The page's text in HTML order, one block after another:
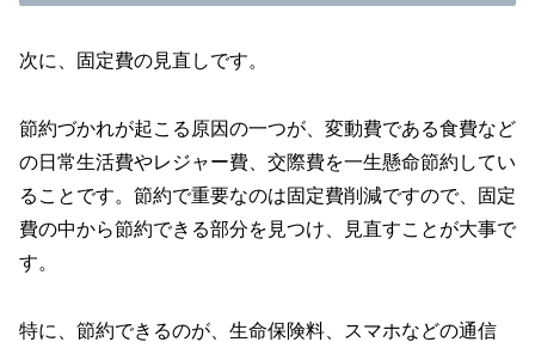
次に、固定費の見直しです。
節約づかれが起こる原因の一つが、変動費である食費など
の日常生活費やレジャー費、交際費を一生懸命節約してい
ることです。節約で重要なのは固定費削減ですので、固定
費の中から節約できる部分を見つけ、見直すことが大事で
す。
特に、節約できるのが、生命保険料、スマホなどの通信